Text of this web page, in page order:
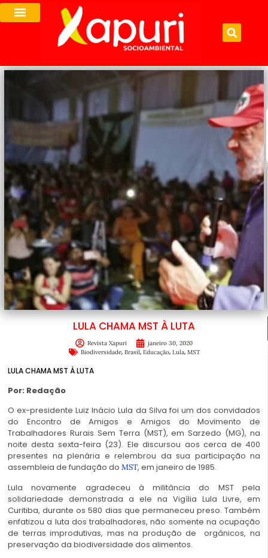
LULA CHAMA MST À LUTA
Revista Xapuri
janeiro 30, 2020
Biodiversidade, Brasil, Educação, Lula, MST
LULA CHAMA MST À LUTA
Por: Redação
O ex-presidente Luiz Inácio Lula da Silva foi um dos convidados
do Encontro de Amigos e Amigos do Movimento de
Trabalhadores Rurais Sem Terra (MST), em Sarzedo (MG), na
noite desta sexta-feira (23). Ele discursou aos cerca de 400
presentes na plenária e relembrou da sua participação na
assembleia de fundação do MST, em janeiro de 1985.
Lula novamente agradeceu à militância do MST pela
solidariedade demonstrada a ele na Vigília Lula Livre, em
Curitiba, durante os 580 dias que permaneceu preso. Também
enfatizou a luta dos trabalhadores, não somente na ocupação
de terras improdutivas, mas na produção de orgânicos, na
preservação da biodiversidade dos alimentos.